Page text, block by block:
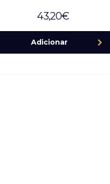
43,20€
Adicionar